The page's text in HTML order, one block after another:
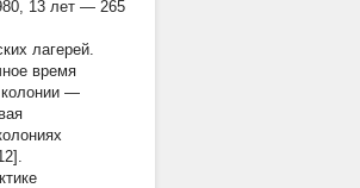
13 лет — 265
лагерей.
время
колонии —